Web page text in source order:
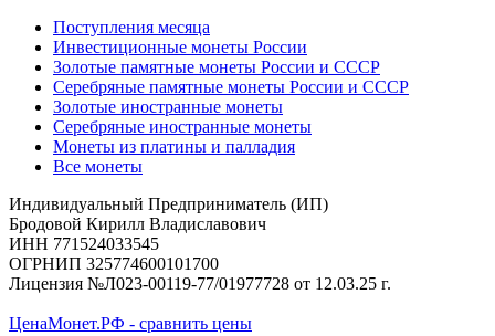
Поступления месяца
Инвестиционные монеты России
Золотые памятные монеты России и СССР
Серебряные памятные монеты России и СССР
Золотые иностранные монеты
Серебряные иностранные монеты
Монеты из платины и палладия
Все монеты
Индивидуальный Предприниматель (ИП)
Бродовой Кирилл Владиславович
ИНН 771524033545
ОГРНИП 325774600101700
Лицензия №Л023-00119-77/01977728 от 12.03.25 г.
ЦенаМонет.РФ - сравнить цены